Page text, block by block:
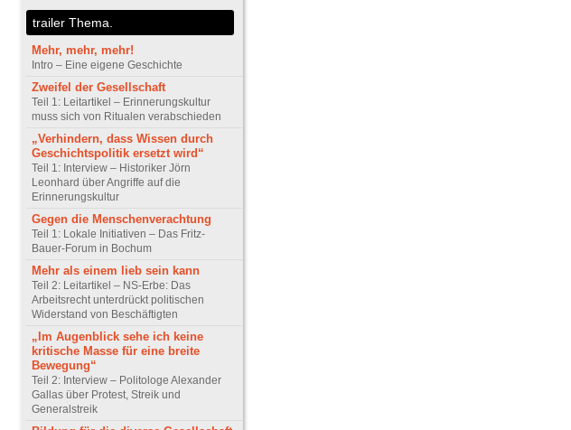
trailer Thema.
Mehr, mehr, mehr!
Intro – Eine eigene Geschichte
Zweifel der Gesellschaft
Teil 1: Leitartikel – Erinnerungskultur
muss sich von Ritualen verabschieden
„Verhindern, dass Wissen durch
Geschichtspolitik ersetzt wird“
Teil 1: Interview – Historiker Jörn
Leonhard über Angriffe auf die
Erinnerungskultur
Gegen die Menschenverachtung
Teil 1: Lokale Initiativen – Das Fritz-
Bauer-Forum in Bochum
Mehr als einem lieb sein kann
Teil 2: Leitartikel – NS-Erbe: Das
Arbeitsrecht unterdrückt politischen
Widerstand von Beschäftigten
„Im Augenblick sehe ich keine
kritische Masse für eine breite
Bewegung“
Teil 2: Interview – Politologe Alexander
Gallas über Protest, Streik und
Generalstreik